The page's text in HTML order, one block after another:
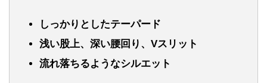
しっかりとしたテーパード
浅い股上、深い腰回り、Vスリット
流れ落ちるようなシルエット